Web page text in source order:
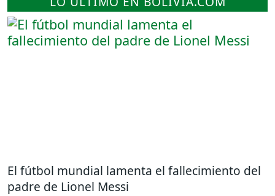
El fútbol mundial lamenta el fallecimiento del
padre de Lionel Messi